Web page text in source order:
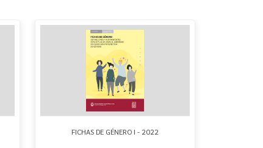
FICHAS DE GÉNERO I - 2022